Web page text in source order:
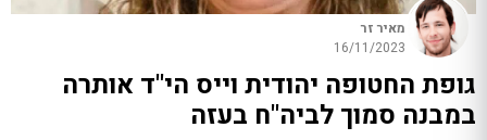
מאיר זר
16/11/2023
גופת החטופה יהודית וייס הי"ד אותרה
במבנה סמוך לביה"ח בעזה